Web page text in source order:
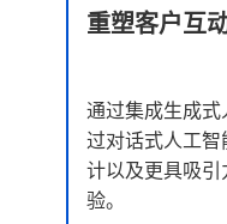
重塑客户互
通过集成生成式
过对话式人工
计以及更具吸
验。